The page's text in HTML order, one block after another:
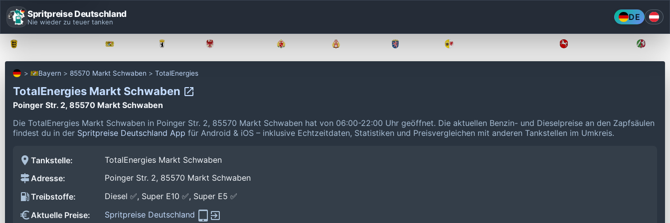
Spritpreise Deutschland
Nie wieder zu teuer tanken DE
Bayern 85570 Markt Schwaben TotalEnergies
TotalEnergies Markt Schwaben
Poinger Str. 2, 85570 Markt Schwaben
Die TotalEnergies Markt Schwaben in Poinger Str. 2, 85570 Markt Schwaben hat von 06:00-22:00 Uhr geöffnet. Die aktuellen Benzin- und Dieselpreise an den Zapfsäulen
findest du in der Spritpreise Deutschland App für Android & iOS – inklusive Echtzeitdaten, Statistiken und Preisvergleichen mit anderen Tankstellen im Umkreis.
Tankstelle:
TotalEnergies Markt Schwaben
Adresse:
Poinger Str. 2, 85570 Markt Schwaben
Treibstoffe:
Diesel ✅, Super E10 ✅, Super E5 ✅
Aktuelle Preise:
Spritpreise Deutschland